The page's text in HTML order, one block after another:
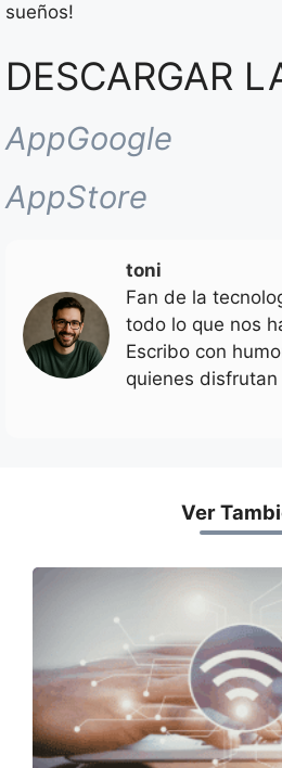
sueños!
DESCARGAR
AppGoogle
AppStore
toni
Fan de la
todo lo que nos
Escribo con
quienes
Ver